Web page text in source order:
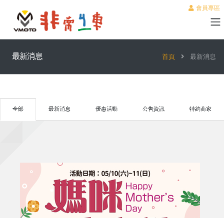
會員專區
最新消息 首頁 最新消息
全部 最新消息 優惠活動 公告資訊 特約商家